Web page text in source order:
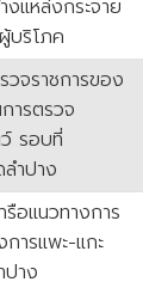
แหล่งกระจาย
บริโภค
วจราชการของ
ารตรวจ
รอบที่
ำปาง
อแนวทางการ
ารแพะ-แกะ
ปาง